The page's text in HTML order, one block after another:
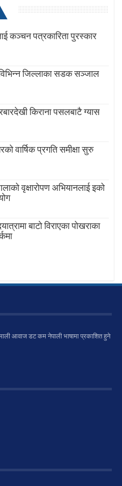
कञ्चन पत्रकारिता पुरस्कार
जिल्लाका सडक सञ्जाल
किराना पसलबाटै ग्यास
वार्षिक प्रगति समीक्षा सुरु
वृक्षारोपण अभियानलाई इको
बाटाे विराएका पाेखराका
आवाज डट कम नेपाली भाषामा प्रकाशित हुने